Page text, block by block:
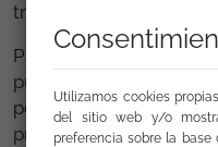
trabajando de la mano
Para finalizar,
pusieron sobre la mesa
poderes públicos para
programa operativo se
Utilizamos cookies
del sitio web y/o
preferencia sobre la